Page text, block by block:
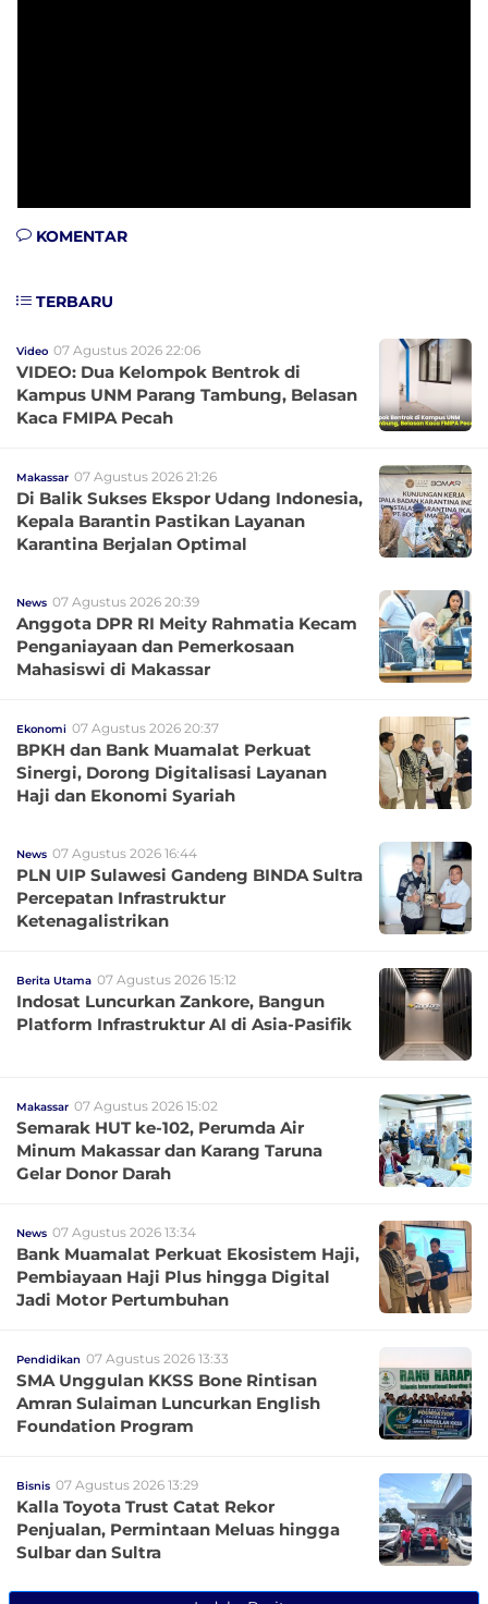
KOMENTAR
TERBARU
Video 07 Agustus 2026 22:06
VIDEO: Dua Kelompok Bentrok di
Kampus UNM Parang Tambung, Belasan
Kaca FMIPA Pecah
Makassar 07 Agustus 2026 21:26
Di Balik Sukses Ekspor Udang Indonesia,
Kepala Barantin Pastikan Layanan
Karantina Berjalan Optimal
News 07 Agustus 2026 20:39
Anggota DPR RI Meity Rahmatia Kecam
Penganiayaan dan Pemerkosaan
Mahasiswi di Makassar
Ekonomi 07 Agustus 2026 20:37
BPKH dan Bank Muamalat Perkuat
Sinergi, Dorong Digitalisasi Layanan
Haji dan Ekonomi Syariah
News 07 Agustus 2026 16:44
PLN UIP Sulawesi Gandeng BINDA Sultra
Percepatan Infrastruktur
Ketenagalistrikan
Berita Utama 07 Agustus 2026 15:12
Indosat Luncurkan Zankore, Bangun
Platform Infrastruktur AI di Asia-Pasifik
Makassar 07 Agustus 2026 15:02
Semarak HUT ke-102, Perumda Air
Minum Makassar dan Karang Taruna
Gelar Donor Darah
News 07 Agustus 2026 13:34
Bank Muamalat Perkuat Ekosistem Haji,
Pembiayaan Haji Plus hingga Digital
Jadi Motor Pertumbuhan
Pendidikan 07 Agustus 2026 13:33
SMA Unggulan KKSS Bone Rintisan
Amran Sulaiman Luncurkan English
Foundation Program
Bisnis 07 Agustus 2026 13:29
Kalla Toyota Trust Catat Rekor
Penjualan, Permintaan Meluas hingga
Sulbar dan Sultra